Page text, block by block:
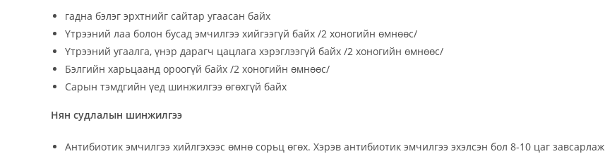
гадна бэлэг эрхтнийг сайтар угаасан байх
Үтрээний лаа болон бусад эмчилгээ хийгээгүй байх /2 хоногийн өмнөөс/
Үтрээний угаалга, үнэр дарагч цацлага хэрэглээгүй байх /2 хоногийн өмнөөс/
Бэлгийн харьцаанд ороогүй байх /2 хоногийн өмнөөс/
Сарын тэмдгийн үед шинжилгээ өгөхгүй байх
Нян судлалын шинжилгээ
Антибиотик эмчилгээ хийлгэхээс өмнө сорьц өгөх. Хэрэв антибиотик эмчилгээ эхэлсэн бол 8-10 цаг завсарлаж